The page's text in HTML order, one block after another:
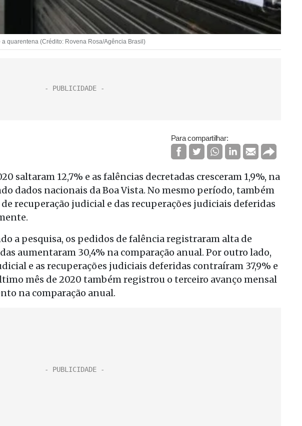
quarentena (Crédito: Rovena Rosa/Agência Brasil)
Para compartilhar:
saltaram 12,7% e as falências decretadas cresceram 1,9%, na
dados nacionais da Boa Vista. No mesmo período, também
recuperação judicial e das recuperações judiciais deferidas
a pesquisa, os pedidos de falência registraram alta de
aumentaram 30,4% na comparação anual. Por outro lado,
e as recuperações judiciais deferidas contraíram 37,9% e
mês de 2020 também registrou o terceiro avanço mensal
na comparação anual.